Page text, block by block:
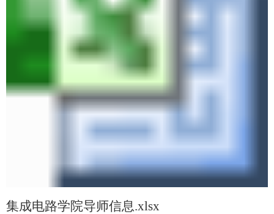
集成电路学院导师信息.xlsx